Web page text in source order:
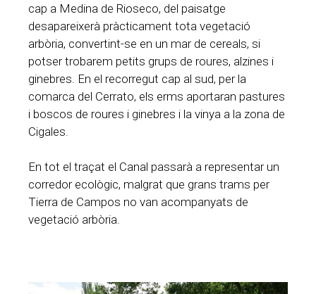
cap a Medina de Rioseco, del paisatge
desapareixerà pràcticament tota vegetació
arbòria, convertint-se en un mar de cereals, si
potser trobarem petits grups de roures, alzines i
ginebres. En el recorregut cap al sud, per la
comarca del Cerrato, els erms aportaran pastures
i boscos de roures i ginebres i la vinya a la zona de
Cigales.
En tot el traçat el Canal passarà a representar un
corredor ecològic, malgrat que grans trams per
Tierra de Campos no van acompanyats de
vegetació arbòria.